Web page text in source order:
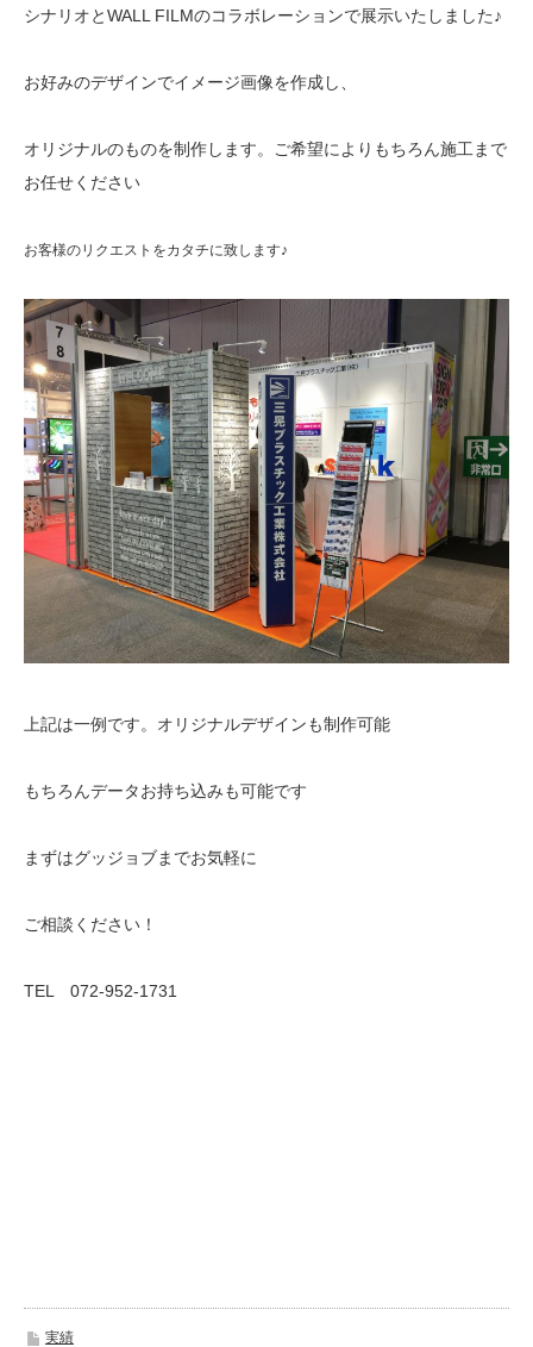
シナリオとWALL FILMのコラボレーションで展示いたしました♪
お好みのデザインでイメージ画像を作成し、
オリジナルのものを制作します。ご希望によりもちろん施工まで
お任せください
お客様のリクエストをカタチに致します♪
上記は一例です。オリジナルデザインも制作可能
もちろんデータお持ち込みも可能です
まずはグッジョブまでお気軽に
ご相談ください！
TEL 072-952-1731
実績